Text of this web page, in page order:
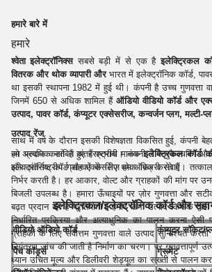
हमारे बारे में
हमारे
श्वेता इलेक्ट्रॉनिक्ससबसे बड़ी में से एक हैइलेक्ट्रिकल
वितरक और थोक व्यापारी और भारत में इलेक्ट्रॉनिक कॉर्ड,
था इसकी स्थापना 1982 में हुई थी। कंपनी है उच्च गुणवत्ता
जिनमें 650 से अधिक शामिल हैं ऑडियो वीडियो कॉर्ड और
उत्पाद, पावर कॉर्ड, कंप्यूटर एक्सेसरीज, कन्वर्जन प्लग,
साथ में वर्ष के दौरान इसकी विशेषज्ञता विकसित हुई, कंपनी
जो अत्यधिक साबित हुए हैं प्रभावी। कंपनी ने मैन्युफैक्चरिंग
और अंतर्राष्ट्रीय ग्राहकों के लिए थोक बिक्री सेवाएं।
निर्भर करती है। हर आकार, वोल्ट और ग्राहकों की मांग
बिजली उपलब्ध है। हमारा ऊँचाइयों पर ज़ोर गुणवत्ता और
बढ़त प्रदान की है प्रतियोगी। हमारे सभी उत्पाद किसके द्वारा
निर्धारित प्रक्रिया और अत्याधुनिक का पालन करना ऐसी
ग्राहकों के लिए सर्वोत्तम गुणवत्ता वाले उत्पाद सुनिश्चित
नियंत्रण जांच की जाती है निर्माण का चरण। पर गुणवत्तापूर्ण
ध्यान उचित मूल्य और डिलीवरी शेड्यूल का सख्ती से पालन
उत्पाद रेंज
हम प्रदान करते हैं अंतरराष्ट्रीय मानक इलेक्ट्रिकल कॉर्ड
इलेक्ट्रॉनिक कॉर्ड और एक्सेसरीज़ हम ऑफ़र करते हैं
:
इलेक्ट्रिकल/इलेक्ट्रॉनिक कॉर्ड और
वीडियो ऑडियो कॉर्ड कंप्यूटर सॉकेट/
पैच कॉर्ड्स ग्रूमेट